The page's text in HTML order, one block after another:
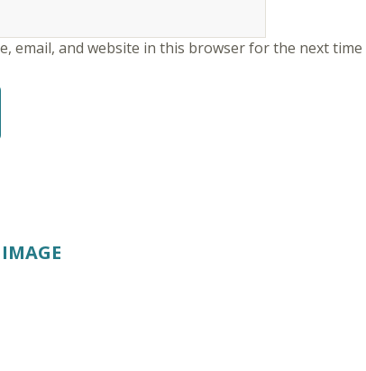
email, and website in this browser for the next time